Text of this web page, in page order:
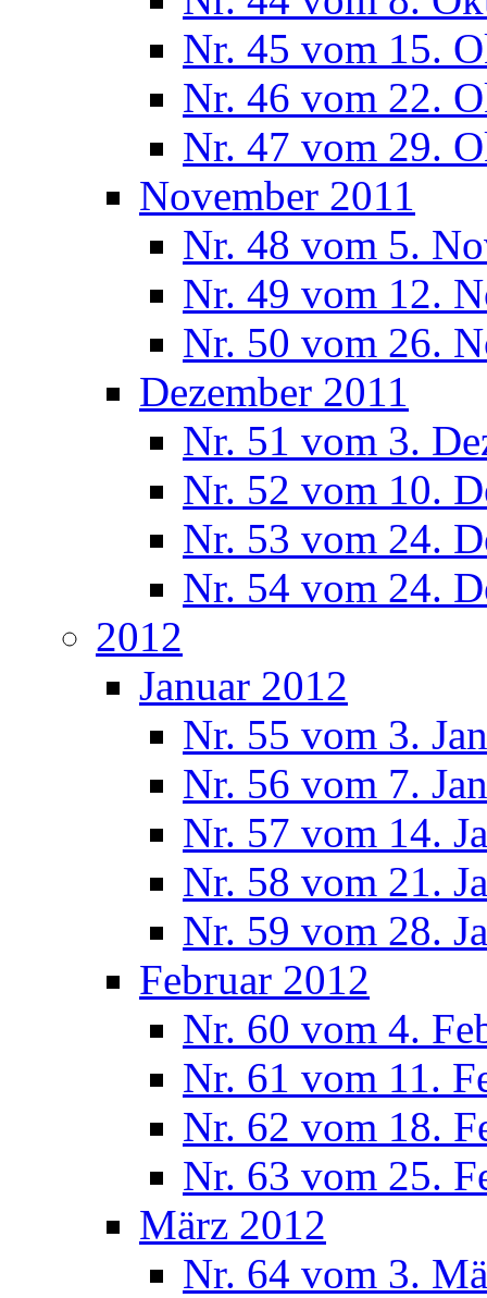
Nr. 45 vom 15.
Nr. 46 vom 22.
Nr. 47 vom 29.
November 2011
Nr. 48 vom 5.
Nr. 49 vom 12.
Nr. 50 vom 26.
Dezember 2011
Nr. 51 vom 3.
Nr. 52 vom 10.
Nr. 53 vom 24.
Nr. 54 vom 24.
2012
Januar 2012
Nr. 55 vom 3.
Nr. 56 vom 7.
Nr. 57 vom 14.
Nr. 58 vom 21.
Nr. 59 vom 28.
Februar 2012
Nr. 60 vom 4.
Nr. 61 vom 11.
Nr. 62 vom 18.
Nr. 63 vom 25.
März 2012
Nr. 64 vom 3.